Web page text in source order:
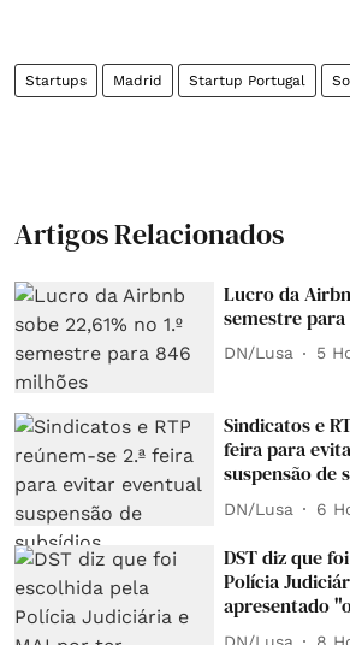
Startups Madrid Startup Portugal
Artigos Relacionados
Lucro da
semestre
DN/Lusa 5
Sindicatos e
feira para
suspensão de
DN/Lusa 6
DST diz que
Polícia
apresentado
DN/Lusa 8